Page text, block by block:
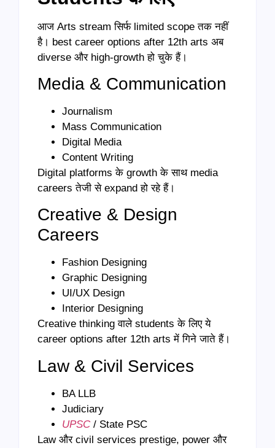
आज Arts stream सिर्फ limited scope तक नहीं
है। best career options after 12th arts अब
diverse और high-growth हो चुके हैं।
Media & Communication
Journalism
Mass Communication
Digital Media
Content Writing
Digital platforms के growth के साथ media
careers तेजी से expand हो रहे हैं।
Creative & Design
Careers
Fashion Designing
Graphic Designing
UI/UX Design
Interior Designing
Creative thinking वाले students के लिए ये
career options after 12th arts में गिने जाते हैं।
Law & Civil Services
BA LLB
Judiciary
UPSC / State PSC
Law और civil services prestige, power और